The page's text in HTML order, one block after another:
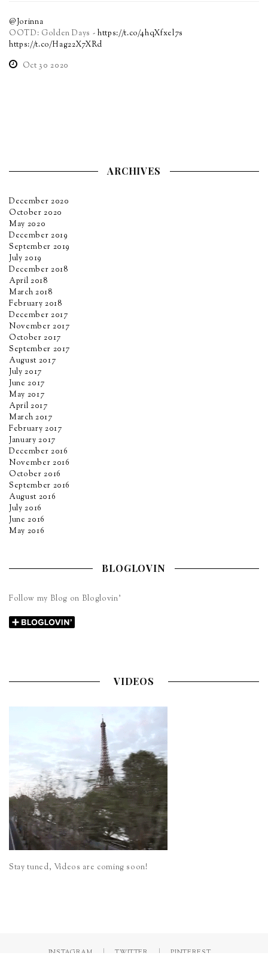
@Jorinna
OOTD: Golden Days - https://t.co/4hqXfxel7s
https://t.co/Hag22X7XRd
Oct 30 2020
ARCHIVES
December 2020
October 2020
May 2020
December 2019
September 2019
July 2019
December 2018
April 2018
March 2018
February 2018
December 2017
November 2017
October 2017
September 2017
August 2017
July 2017
June 2017
May 2017
April 2017
March 2017
February 2017
January 2017
December 2016
November 2016
October 2016
September 2016
August 2016
July 2016
June 2016
May 2016
BLOGLOVIN
Follow my Blog on Bloglovin’
VIDEOS
Stay tuned, Videos are coming soon!
INSTAGRAM TWITTER PINTEREST